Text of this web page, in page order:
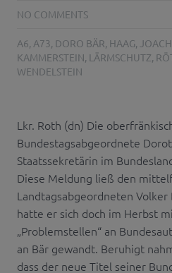
NO COMMENTS
A6, A73, DORO BÄR, HAAG,
KAMMERSTEIN, LÄRMSCHUTZ,
WENDELSTEIN
Lkr. Roth (dn) Die
Bundestagsabgeordnete
Staatssekretärin im
Diese Meldung ließ den
Landtagsabgeordneten
hatte er sich doch im Herbst
„Problemstellen“ an
an Bär gewandt. Beruhigt
dass der neue Titel seiner